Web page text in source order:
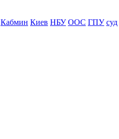
Кабмин Киев НБУ ООС ГПУ суд